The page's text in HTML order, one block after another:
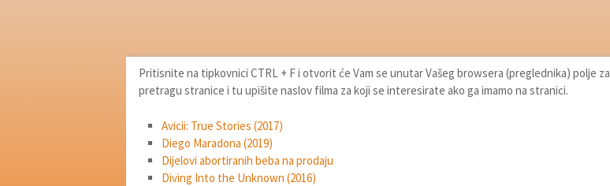
Pritisnite na tipkovnici CTRL + F i otvorit će Vam se unutar Vašeg browsera (preglednika) polje za
pretragu stranice i tu upišite naslov filma za koji se interesirate ako ga imamo na stranici.
Avicii: True Stories (2017)
Diego Maradona (2019)
Dijelovi abortiranih beba na prodaju
Diving Into the Unknown (2016)